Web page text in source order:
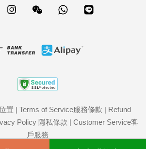
Instagram Wechat Whatsapp
置 | Terms of Service服務條款 | Refund
Policy 隱私條款 | Customer Service客
戶服務